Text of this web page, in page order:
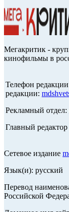
Мегакритик -
кинофильмы в
Телефон
редакции:
Рекламный отдел:
Главный
Сетевое издание
Язык(и): русский
Перевод
Российской